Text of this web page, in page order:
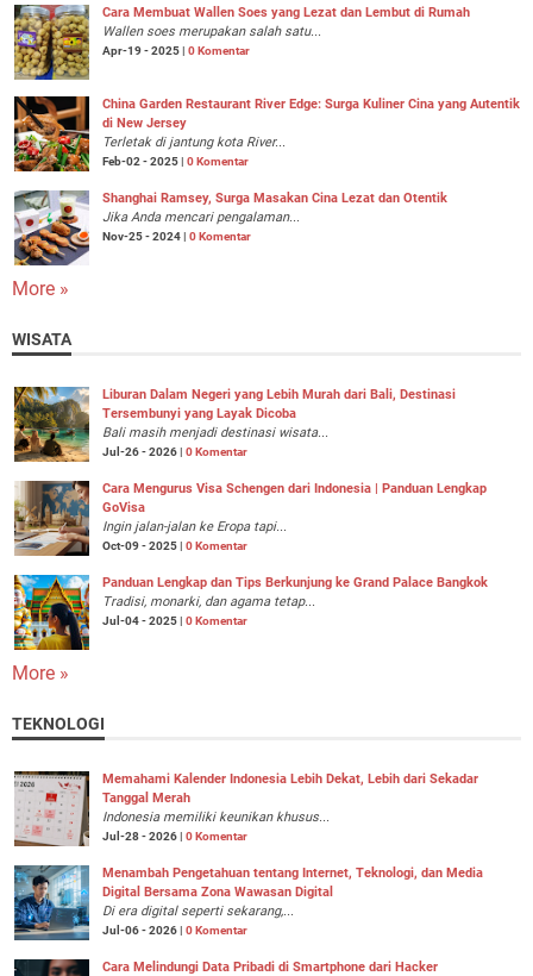
Cara Membuat Wallen Soes yang Lezat dan Lembut di Rumah
Wallen soes merupakan salah satu...
Apr-19 - 2025 | 0 Komentar
China Garden Restaurant River Edge: Surga Kuliner Cina yang Autentik
di New Jersey
Terletak di jantung kota River...
Feb-02 - 2025 | 0 Komentar
Shanghai Ramsey, Surga Masakan Cina Lezat dan Otentik
Jika Anda mencari pengalaman...
Nov-25 - 2024 | 0 Komentar
More »
WISATA
Liburan Dalam Negeri yang Lebih Murah dari Bali, Destinasi
Tersembunyi yang Layak Dicoba
Bali masih menjadi destinasi wisata...
Jul-26 - 2026 | 0 Komentar
Cara Mengurus Visa Schengen dari Indonesia | Panduan Lengkap
GoVisa
Ingin jalan-jalan ke Eropa tapi...
Oct-09 - 2025 | 0 Komentar
Panduan Lengkap dan Tips Berkunjung ke Grand Palace Bangkok
Tradisi, monarki, dan agama tetap...
Jul-04 - 2025 | 0 Komentar
More »
TEKNOLOGI
Memahami Kalender Indonesia Lebih Dekat, Lebih dari Sekadar
Tanggal Merah
Indonesia memiliki keunikan khusus...
Jul-28 - 2026 | 0 Komentar
Menambah Pengetahuan tentang Internet, Teknologi, dan Media
Digital Bersama Zona Wawasan Digital
Di era digital seperti sekarang,...
Jul-06 - 2026 | 0 Komentar
Cara Melindungi Data Pribadi di Smartphone dari Hacker